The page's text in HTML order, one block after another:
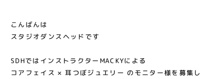
催事出店募集
アティビジョンについて
こんばんは
スタジオダンスヘッドです️
SDHではインストラクターMACKYによる
コアフェイス × 耳つぼジュエリー のモニター様を募集し